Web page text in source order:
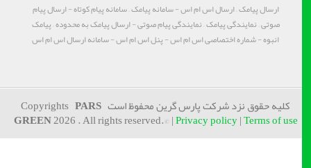
ارسال پیامک – ارسال اس ام اس - سامانه پیامک – سامانه پیام کوتاه - ارسال پیام
صوتی – نمایندگی پیامک – نمایندگی پیام صوتی - ارسال پیامک به محدوده – پیامک
انبوه - شماره اختصاصی اس ام اس - پنل اس ام اس - سامانه ارسال اس ام اس
کلیه حقوق نزد شرکت پارس گرین محفوظ است CopyrightsPARS
GREEN2026 . All rights reserved.© |Privacy policy|Terms of use